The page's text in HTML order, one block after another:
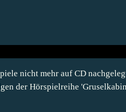
nicht mehr auf CD
der Hörspielreihe